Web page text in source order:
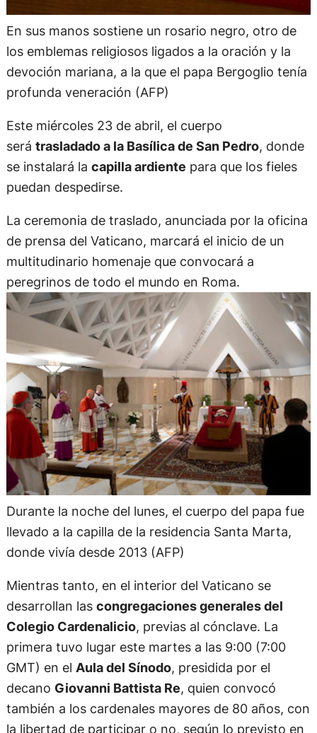
En sus manos sostiene un rosario negro, otro de
los emblemas religiosos ligados a la oración y la
devoción mariana, a la que el papa Bergoglio tenía
profunda veneración (AFP)
Este miércoles 23 de abril, el cuerpo
será trasladado a la Basílica de San Pedro, donde
se instalará la capilla ardiente para que los fieles
puedan despedirse.
La ceremonia de traslado, anunciada por la oficina
de prensa del Vaticano, marcará el inicio de un
multitudinario homenaje que convocará a
peregrinos de todo el mundo en Roma.
Durante la noche del lunes, el cuerpo del papa fue
llevado a la capilla de la residencia Santa Marta,
donde vivía desde 2013 (AFP)
Mientras tanto, en el interior del Vaticano se
desarrollan las congregaciones generales del
Colegio Cardenalicio, previas al cónclave. La
primera tuvo lugar este martes a las 9:00 (7:00
GMT) en el Aula del Sínodo, presidida por el
decano Giovanni Battista Re, quien convocó
también a los cardenales mayores de 80 años, con
la libertad de participar o no, según lo previsto en